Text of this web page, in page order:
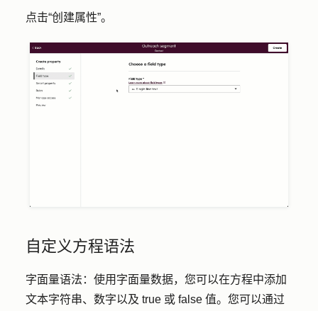
点击“创建属性”。
自定义方程语法
字面量语法 ：使用字面量数据，您可以在方程中添加
文本字符串、数字以及 true 或 false 值。您可以通过